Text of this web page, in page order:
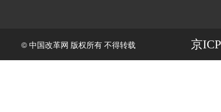
© 中国改革网 版权所有 不得转载 京